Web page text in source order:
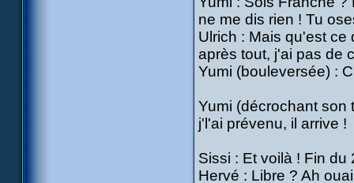
ne me dis rien ! Tu
Ulrich : Mais qu'est ce
après tout, j'ai pas de
Yumi (bouleversée) :
Yumi (décrochant son
j'l'ai prévenu, il arrive !
Sissi : Et voilà ! Fin du
Hervé : Libre ? Ah